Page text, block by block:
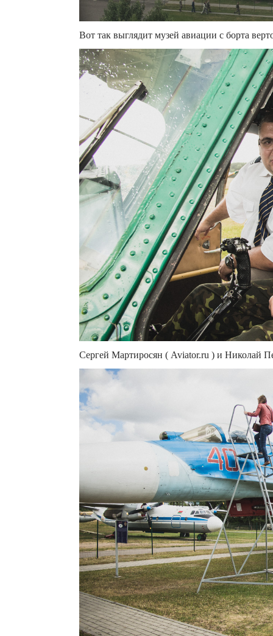
Вот так выглядит музей авиации с борта
Сергей Мартиросян ( Aviator.ru ) и Николай